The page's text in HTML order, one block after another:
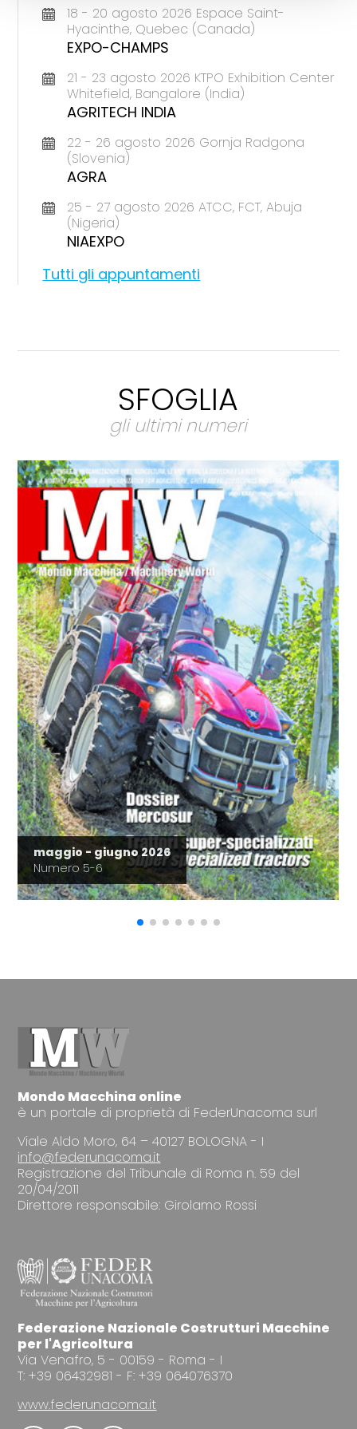
18 - 20 agosto 2026 Espace Saint-
Hyacinthe, Quebec (Canada)
EXPO-CHAMPS
21 - 23 agosto 2026 KTPO Exhibition Center
Whitefield, Bangalore (India)
AGRITECH INDIA
22 - 26 agosto 2026 Gornja Radgona
(Slovenia)
AGRA
25 - 27 agosto 2026 ATCC, FCT, Abuja
(Nigeria)
NIAEXPO
Tutti gli appuntamenti
SFOGLIA
gli ultimi numeri
maggio - giugno 2026
Numero 5-6
Mondo Macchina online
è un portale di proprietà di FederUnacoma surl
Viale Aldo Moro, 64 – 40127 BOLOGNA - I
info@federunacoma.it
Registrazione del Tribunale di Roma n. 59 del
20/04/2011
Direttore responsabile: Girolamo Rossi
Federazione Nazionale Costrutturi Macchine
per l'Agricoltura
Via Venafro, 5 - 00159 - Roma - I
T: +39 06432981 - F: +39 064076370
www.federunacoma.it